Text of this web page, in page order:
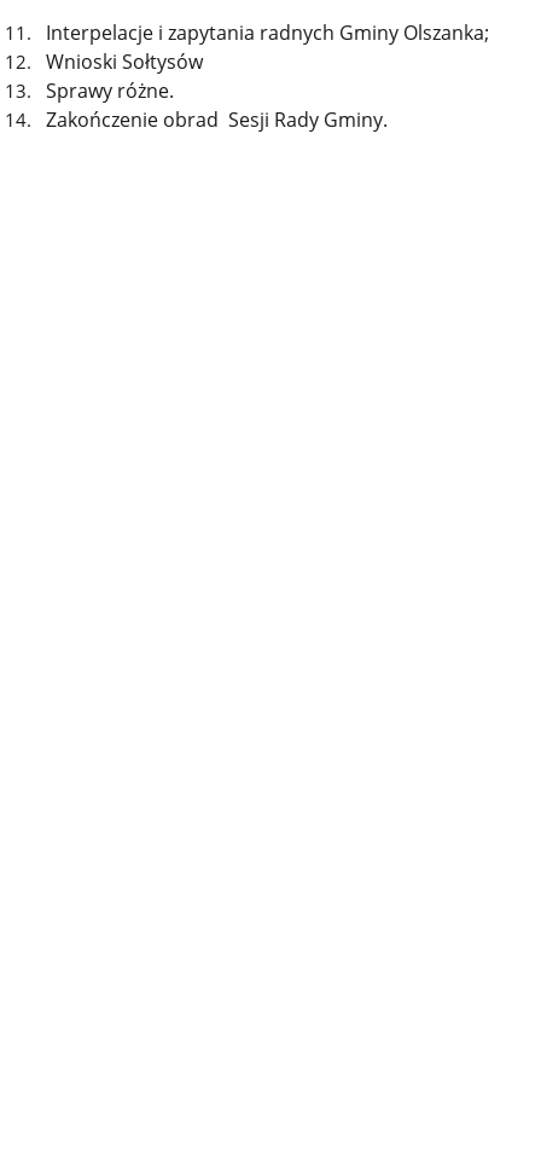
Interpelacje i zapytania radnych Gminy Olszanka;
Wnioski Sołtysów
Sprawy różne.
Zakończenie obrad Sesji Rady Gminy.